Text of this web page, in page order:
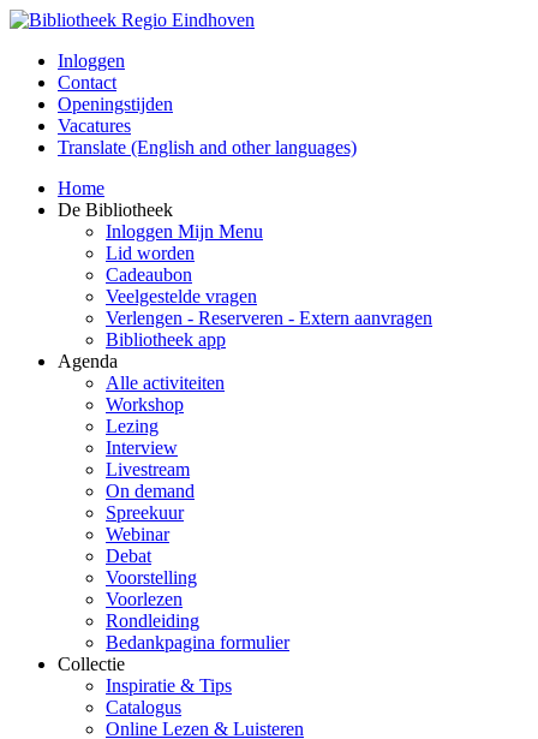
Inloggen
Contact
Openingstijden
Vacatures
Translate (English and other languages)
Home
De Bibliotheek
Inloggen Mijn Menu
Lid worden
Cadeaubon
Veelgestelde vragen
Verlengen - Reserveren - Extern aanvragen
Bibliotheek app
Agenda
Alle activiteiten
Workshop
Lezing
Interview
Livestream
On demand
Spreekuur
Webinar
Debat
Voorstelling
Voorlezen
Rondleiding
Bedankpagina formulier
Collectie
Inspiratie & Tips
Catalogus
Online Lezen & Luisteren